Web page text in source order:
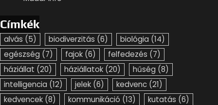
Címkék
alvás (5) biodiverzitás (6) biológia (14)
egészség (7) fajok (6) felfedezés (7)
háziállat (20) háziállatok (20) hűség (8)
intelligencia (12) jelek (6) kedvenc (21)
kedvencek (8) kommunikáció (13) kutatás (6)